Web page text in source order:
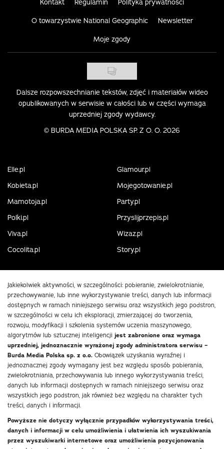
O towarzystwie National Geographic Newsletter
Moje zgody
Dalsze rozpowszechnianie tekstów, zdjęć i materiałów wideo
opublikowanych w serwisie w całości lub w części wymaga
uprzedniej zgody wydawcy.
© BURDA MEDIA POLSKA SP. Z O. O. 2026
Elle.pl
Glamour.pl
Kobieta.pl
Mojegotowanie.pl
Mamotoja.pl
Party.pl
Polki.pl
Przyslijprzepis.pl
Viva.pl
Wizaz.pl
Cocolita.pl
Story.pl
Jakiekolwiek aktywności, w szczególności: pobieranie, zwielokrotnianie,
przechowywanie, lub inne wykorzystywanie treści, danych lub informacji
dostępnych w ramach niniejszego serwisu oraz wszystkich jego podstron,
w szczególności w celu ich eksploracji, zmierzającej do tworzenia,
rozwoju, modyfikacji i szkolenia systemów uczenia maszynowego,
algorytmów lub sztucznej inteligencji jest zabronione oraz wymaga
uprzedniej, jednoznacznie wyrażonej zgody administratora serwisu –
Burda Media Polska sp. z o.o. Obowiązek uzyskania wyraźnej i
jednoznacznej zgody wymagany jest bez względu sposób pobierania,
zwielokrotniania, przechowywania lub innego wykorzystywania treści,
danych lub informacji dostępnych w ramach niniejszego serwisu oraz
wszystkich jego podstron, jak również bez względu na charakter tych
treści, danych i informacji.
Powyższe nie dotyczy wyłącznie przypadków wykorzystywania treści,
danych i informacji w celu umożliwienia i ułatwienia ich wyszukiwania
przez wyszukiwarki internetowe oraz umożliwienia pozycjonowania